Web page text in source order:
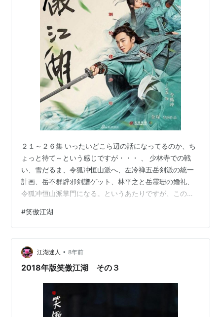
２１～２６集 いったいどこら辺の話になってるのか、ち
ょっと待て～という感じですが・・・ 、 少林寺での戦
い、雪だるま、令狐冲恒山派へ、左冷禅五岳剣派の統一
計画、岳不群辟邪剣譜ゲット、林平之と岳霊珊の婚礼、
令狐冲恒山派掌門になる。というあたりですが、この本
すますぶっ飛んできています。 少林寺に向門天がいなく
て、東方不敗が一緒だったのですが、彼が左冷禅の寒冰
真気のダメージを受けた任我行の内傷を治療しようとし
てうまくできなかったのを自分の力が足らないからだと
詫び、任我行はお前の方が重いダメージを受けたの
#笑傲江湖
江湖迷人 • 8年前
2018年版笑傲江湖 その３